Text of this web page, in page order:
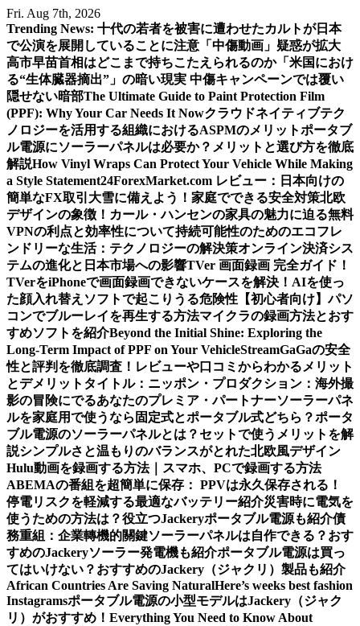
Skip
to
content
Fri. Aug 7th, 2026
Trending News: 十代の若者を被害に遭わせたカルトが日本
で公演を展開していることに注意 「中傷動画」疑惑が拡大
高市早苗首相はどこまで持ちこたえられるのか「米国におけ
る“生体臓器摘出”」の暗い現実 中傷キャンペーンでは覆い
隠せない暗部The Ultimate Guide to Paint Protection Film
(PPF): Why Your Car Needs It Nowクラウドネイティブテク
ノロジーを活用する組織におけるASPMのメリットポータブ
ル電源にソーラーパネルは必要か？メリットと選び方を徹底
解説How Vinyl Wraps Can Protect Your Vehicle While Making
a Style Statement24ForexMarket.com レビュー：日本向けの
簡単なFX取引 大雪に備えよう！家庭でできる安全対策北欧
デザインの象徴！カール・ハンセンの家具の魅力に迫る無料
VPNの利点と効率性について持続可能性のためのエコフレ
ンドリーな生活：テクノロジーの解決策オンライン決済シス
テムの進化と日本市場への影響TVer 画面録画 完全ガイド！
TVerをiPhoneで画面録画できないケースを解決！ AIを使っ
た顔入れ替えソフトで起こりうる危険性 【初心者向け】パソ
コンでブルーレイを再生する方法マイクラの録画方法とおす
すめソフトを紹介Beyond the Initial Shine: Exploring the
Long-Term Impact of PPF on Your VehicleStreamGaGaの安全
性と評判を徹底調査！レビューや口コミからわかるメリット
とデメリット タイトル：ニッポン・プロダクション：海外撮
影の冒険にでるあなたのプレミア・パートナーソーラーパネ
ルを家庭用で使うなら固定式とポータブル式どちら？ポータ
ブル電源のソーラーパネルとは？セットで使うメリットを解
説シンプルさと温もりのバランスがとれた北欧風デザイン
Hulu動画を録画する方法｜スマホ、PCで録画する方法
ABEMAの番組を超簡単に保存： PPVは永久保存される！
停電リスクを軽減する最適なバッテリー紹介災害時に電気を
使うための方法は？役立つJackeryポータブル電源も紹介債
務重組：企業轉機的關鍵ソーラーパネルは自作できる？おす
すめのJackeryソーラー発電機も紹介ポータブル電源は買っ
てはいけない？おすすめのJackery（ジャクリ）製品も紹介
African Countries Are Saving NaturalHere’s weeks best fashion
Instagramsポータブル電源の小型モデルはJackery（ジャク
リ）がおすすめ！ Everything You Need to Know About